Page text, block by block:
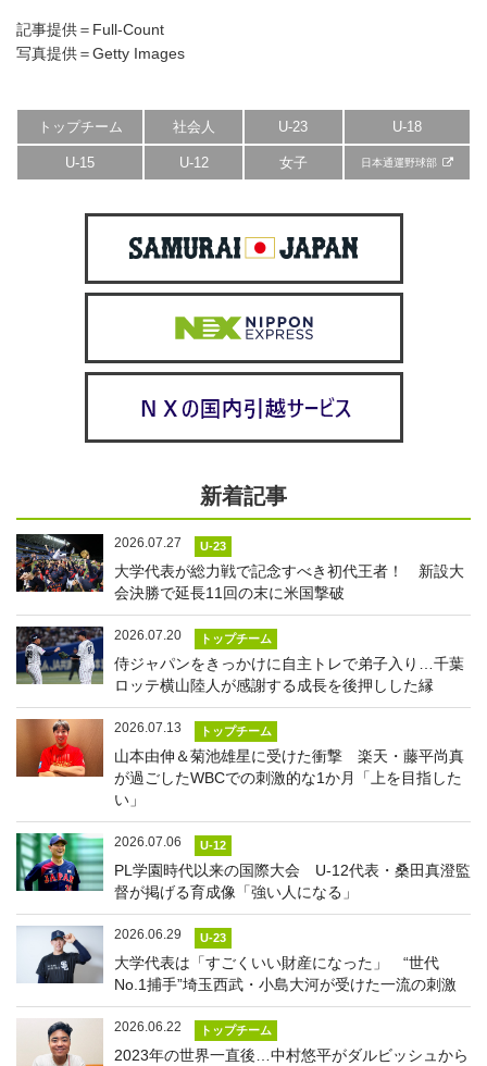
記事提供＝Full-Count
写真提供＝Getty Images
トップチーム 社会人 U-23 U-18
U-15 U-12 女子 日本通運野球部
新着記事
2026.07.27 U-23
大学代表が総力戦で記念すべき初代王者！ 新設大
会決勝で延長11回の末に米国撃破
2026.07.20 トップチーム
侍ジャパンをきっかけに自主トレで弟子入り…千葉
ロッテ横山陸人が感謝する成長を後押しした縁
2026.07.13 トップチーム
山本由伸＆菊池雄星に受けた衝撃 楽天・藤平尚真
が過ごしたWBCでの刺激的な1か月「上を目指した
い」
2026.07.06 U-12
PL学園時代以来の国際大会 U-12代表・桑田真澄監
督が掲げる育成像「強い人になる」
2026.06.29 U-23
大学代表は「すごくいい財産になった」 “世代
No.1捕手”埼玉西武・小島大河が受けた一流の刺激
2026.06.22 トップチーム
2023年の世界一直後…中村悠平がダルビッシュから